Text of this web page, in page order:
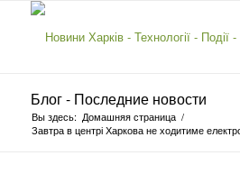
Блог - Последние новости
Вы здесь: Домашняя страница /
Завтра в центрі Харкова не ходитиме